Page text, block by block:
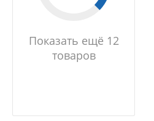
Показать ещё 12
товаров